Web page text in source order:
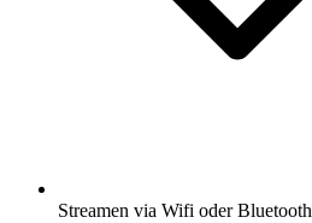
Streamen via Wifi oder Bluetooth